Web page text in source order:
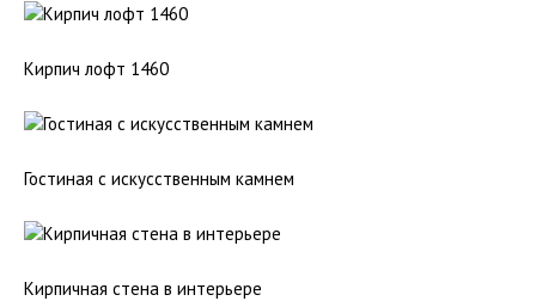
Кирпич лофт 1460
Гостиная с искусственным камнем
Кирпичная стена в интерьере